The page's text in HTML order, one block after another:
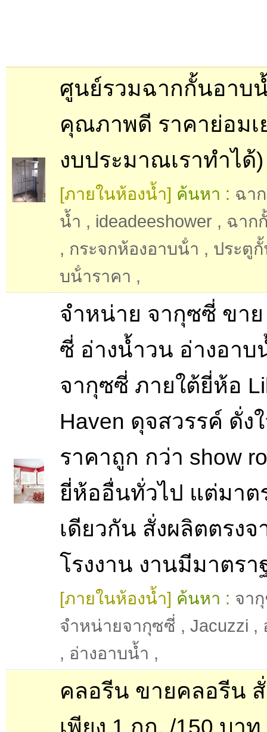
ศูนย์รวมฉากกั้นอาบ
คุณภาพดี ราคาย่อมเ
งบประมาณเราทำได้)
[ภายในห้องน้ำ] ค้นหา : ฉา
น้ำ , ideadeeshower , ฉาก
, กระจกห้องอาบน้ํา , ประตู
บน้ําราคา ,
จำหน่าย จากุซซี่ ขา
ซี่ อ่างน้ำวน อ่างอาบ
จากุซซี่ ภายใต้ยี่ห้อ
Haven ดุจสวรรค์ ดั่ง
ราคาถูก กว่า show
ยี่ห้ออื่นทั่วไป แต่มาต
เดียวกัน สั่งผลิตตรงจ
โรงงาน งานมีมาตรา
[ภายในห้องน้ำ] ค้นหา : จา
จำหน่ายจากุซซี่ , Jacuzzi ,
, อ่างอาบน้ำ ,
คลอรีน ขายคลอรีน
เพียง 1 กก. /150 บาท